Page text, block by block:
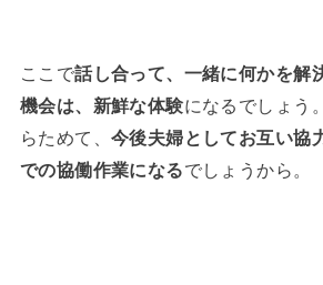
ここで話し合って、一緒に何かを解
機会は、新鮮な体験になるでしょう
らためて、 今後夫婦としてお互い協
での協働作業になるでしょうから。